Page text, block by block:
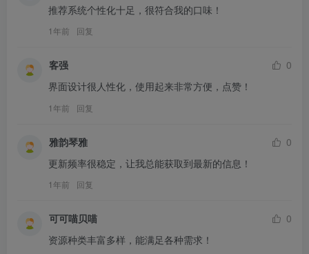
推荐系统个性化十足，很符合我的口味！
1年前 回复
客强
0
界面设计很人性化，使用起来非常方便，点赞！
1年前 回复
雅韵琴雅
0
更新频率很稳定，让我总能获取到最新的信息！
1年前 回复
可可喵贝喵
0
资源种类丰富多样，能满足各种需求！